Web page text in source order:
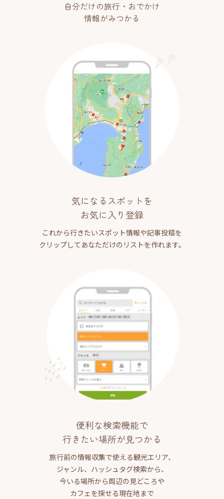
自分だけの旅行・おでかけ
情報がみつかる
気になるスポットを
お気に入り登録
これから行きたいスポット情報や記事投稿を
クリップしてあなただけのリストを作れます。
便利な検索機能で
行きたい場所が見つかる
旅行前の情報収集で使える観光エリア、
ジャンル、ハッシュタグ検索から、
今いる場所から周辺の見どころや
カフェを探せる現在地まで